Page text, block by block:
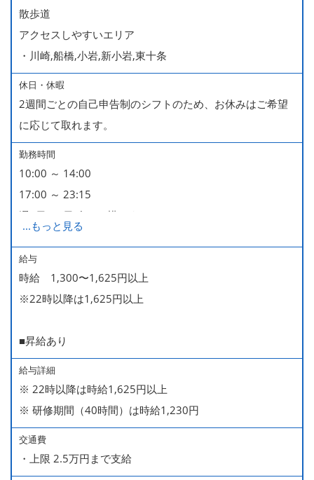
散歩道
アクセスしやすいエリア
・川崎,船橋,小岩,新小岩,東十条
休日・休暇
2週間ごとの自己申告制のシフトのため、お休みはご希望
に応じて取れます。
勤務時間
10:00 ～ 14:00
17:00 ～ 23:15
週2日・1日4h～で構いません。
■時短勤務制度あり
...もっと見る
給与
時給 1,300〜1,625円以上
※22時以降は1,625円以上
■昇給あり
給与詳細
※ 22時以降は時給1,625円以上
※ 研修期間（40時間）は時給1,230円
交通費
・上限 2.5万円まで支給